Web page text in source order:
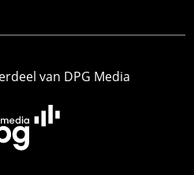
van DPG Media